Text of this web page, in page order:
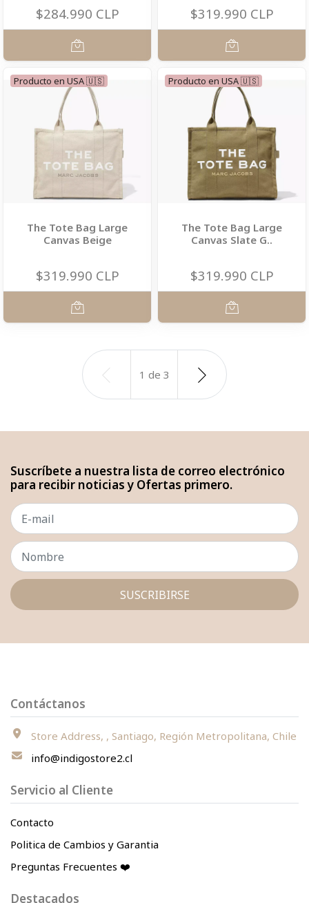
$284.990 CLP $319.990 CLP
Producto en USA 🇺🇸
The Tote Bag Large
Canvas Beige
$319.990 CLP
Producto en USA 🇺🇸
The Tote Bag Large
Canvas Slate G..
$319.990 CLP
1 de 3
Suscríbete a nuestra lista de correo electrónico
para recibir noticias y Ofertas primero.
SUSCRIBIRSE
Contáctanos
Store Address, , Santiago, Región Metropolitana, Chile
info@indigostore2.cl
Servicio al Cliente
Contacto
Politica de Cambios y Garantia
Preguntas Frecuentes ❤️
Destacados